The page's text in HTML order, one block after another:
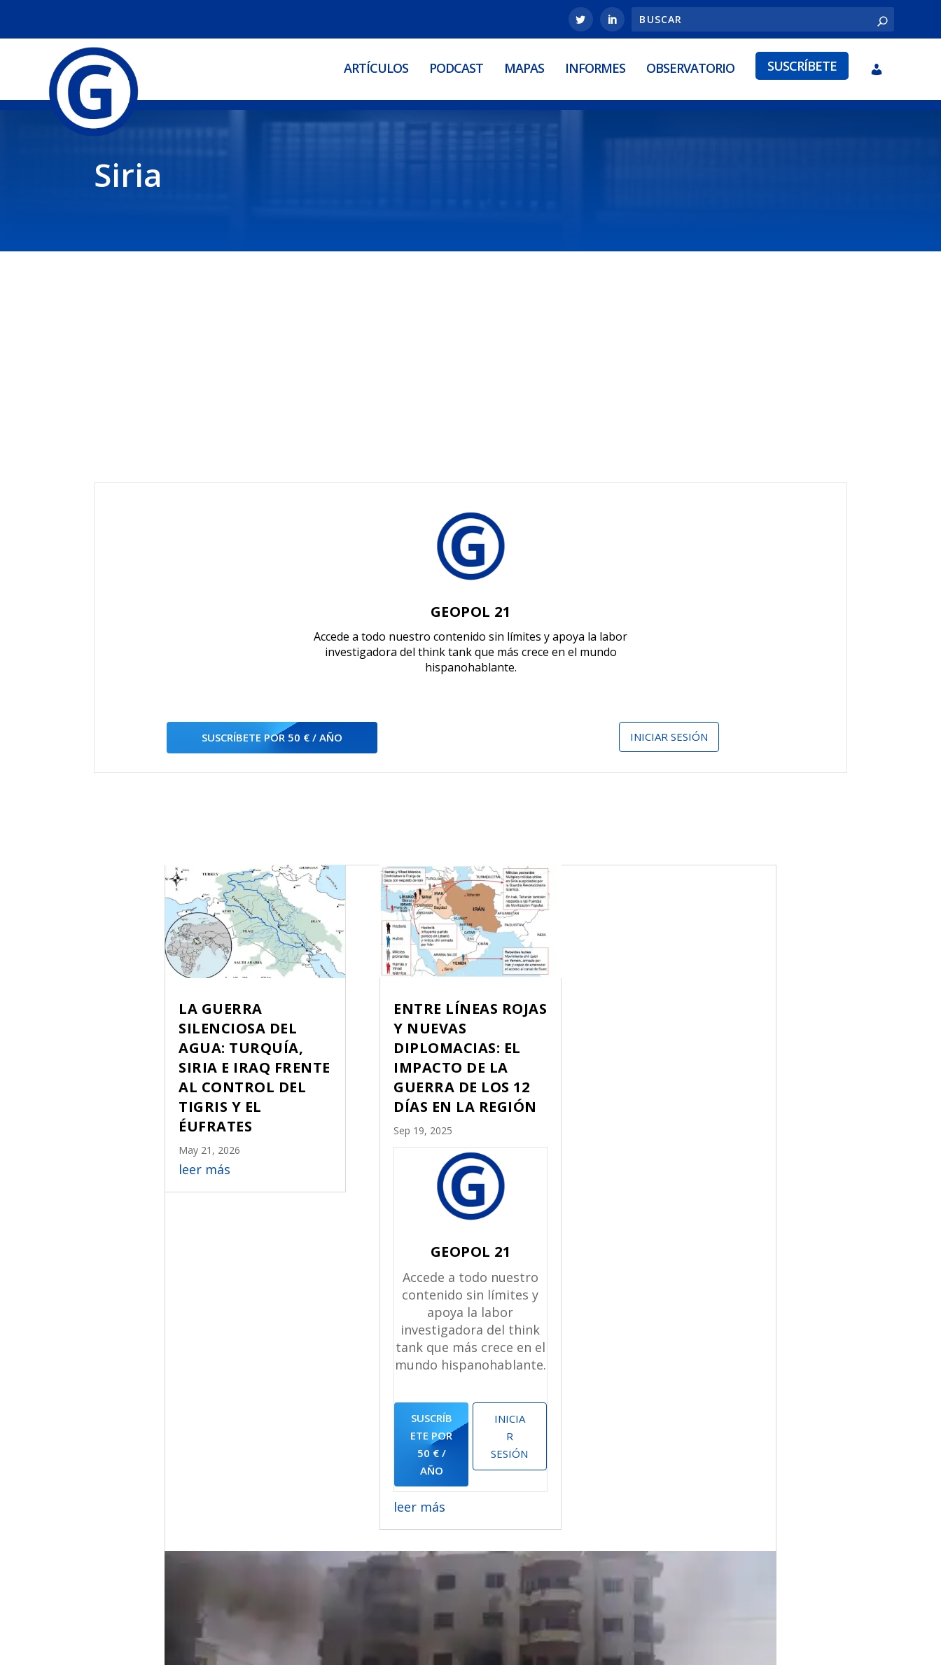
ARTÍCULOS PODCAST MAPAS INFORMES OBSERVATORIO SUSCRÍBETE
Siria
GEOPOL 21
Accede a todo nuestro contenido sin límites y apoya la labor
investigadora del think tank que más crece en el mundo
hispanohablante.
SUSCRÍBETE POR 50 € / AÑO INICIAR SESIÓN
LA GUERRA
SILENCIOSA DEL
AGUA: TURQUÍA,
SIRIA E IRAQ FRENTE
AL CONTROL DEL
TIGRIS Y EL
ÉUFRATES
May 21, 2026
leer más
ENTRE LÍNEAS ROJAS
Y NUEVAS
DIPLOMACIAS: EL
IMPACTO DE LA
GUERRA DE LOS 12
DÍAS EN LA REGIÓN
Sep 19, 2025
GEOPOL 21
Accede a todo nuestro
contenido sin límites y
apoya la labor
investigadora del think
tank que más crece en el
mundo hispanohablante.
SUSCRÍB
ETE POR
50 € /
AÑO
INICIA
R
SESIÓN
leer más